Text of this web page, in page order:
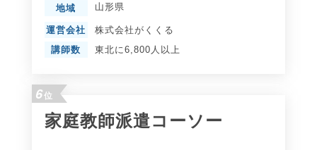
地域 山形県
運営会社
株式会社がくくる
講師数
東北に6,800人以上
6位
家庭教師派遣コーソー